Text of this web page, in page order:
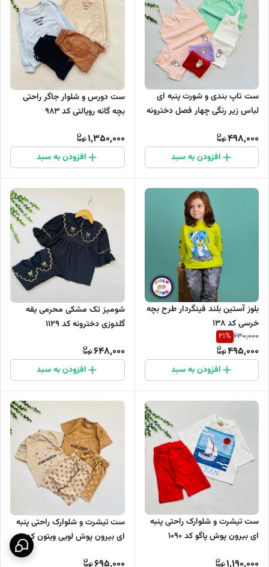
ست تاپ بندی و شورت پنبه ای
لباس زیر رنگی چهار فصل دخترونه
498,000
افزودن به سبد
ست دورس و شلوار جاگر راحتی
بچه گانه رویالتی کد ۹۸۳
1,350,000
افزودن به سبد
بلوز آستین بلند فینگردار طرح بچه
خرسی کد 138
630,000
21%
495,000
افزودن به سبد
شومیز تک مشکی محرمی یقه
گلدوزی دخترونه کد 1129
648,000
افزودن به سبد
ست تیشرت و شلوارک راحتی پنبه
ای بیرون پوش پاگو کد 1090
ست تیشرت و شلوارک راحتی پنبه
ای بیرون پوش لویی ویتون کد